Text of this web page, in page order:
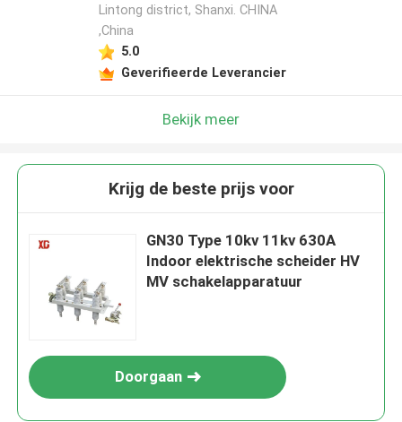
Lintong district, Shanxi. CHINA
,China
5.0
Geverifieerde Leverancier
Bekijk meer
Krijg de beste prijs voor
GN30 Type 10kv 11kv 630A
Indoor elektrische scheider HV
MV schakelapparatuur
Doorgaan